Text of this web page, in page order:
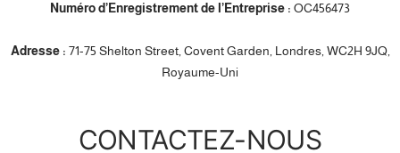
Numéro d’Enregistrement de l’Entreprise : OC456473
Adresse : 71-75 Shelton Street, Covent Garden, Londres, WC2H 9JQ,
Royaume-Uni
CONTACTEZ-NOUS